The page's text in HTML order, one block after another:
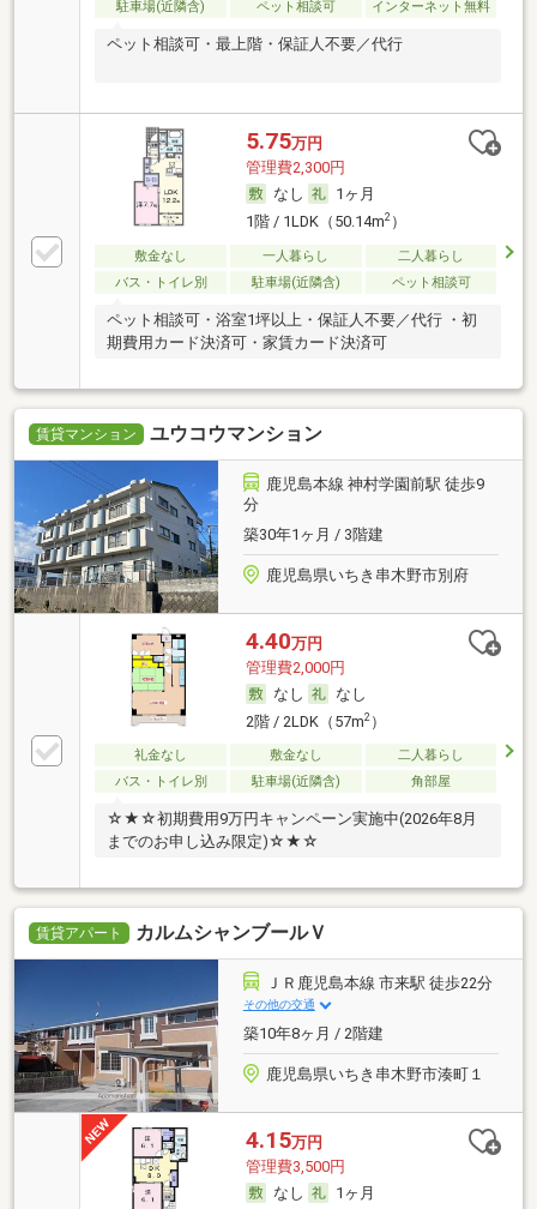
駐車場(近隣含) ペット相談可 インターネット無料
ペット相談可・最上階・保証人不要／代行
5.75万円
管理費2,300円
なし
1ヶ月
1階 / 1LDK（50.14m2）
敷金なし 一人暮らし
二人暮らし
バス・トイレ別
駐車場(近隣含) ペット相談可
ペット相談可・浴室1坪以上・保証人不要／代行 ・初
期費用カード決済可・家賃カード決済可
賃貸マンション ユウコウマンション
鹿児島本線 神村学園前駅 徒歩9
分
築30年1ヶ月 / 3階建
鹿児島県いちき串木野市別府
4.40万円
管理費2,000円
なし
なし
2階 / 2LDK（57m2）
礼金なし 敷金なし
二人暮らし
バス・トイレ別
駐車場(近隣含) 角部屋
☆★☆初期費用9万円キャンペーン実施中(2026年8月
までのお申し込み限定)☆★☆
賃貸アパート カルムシャンブールＶ
ＪＲ鹿児島本線 市来駅 徒歩22分
その他の交通
築10年8ヶ月 / 2階建
鹿児島県いちき串木野市湊町１
4.15万円
管理費3,500円
なし
1ヶ月